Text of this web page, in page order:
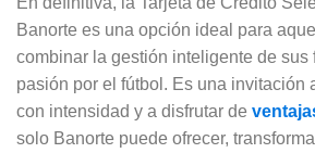
Banorte es una opción ideal para
combinar la gestión inteligente de sus
pasión por el fútbol. Es una invitación
con intensidad y a disfrutar de
solo Banorte puede ofrecer,